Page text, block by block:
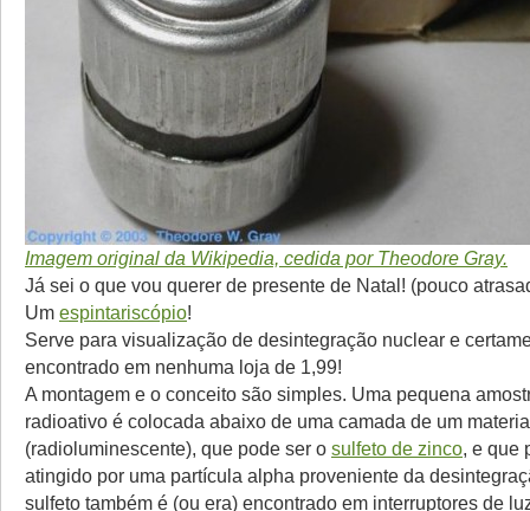
Imagem original da Wikipedia, cedida por Theodore Gray.
Já sei o que vou querer de presente de Natal! (pouco
Um espintariscópio!
Serve para visualização de desintegração nuclear e
encontrado em nenhuma loja de 1,99!
A montagem e o conceito são simples. Uma pequena
radioativo é colocada abaixo de uma camada de um
(radioluminescente), que pode ser o sulfeto de zinco, e que
atingido por uma partícula alpha proveniente da
sulfeto também é (ou era) encontrado em interruptores de